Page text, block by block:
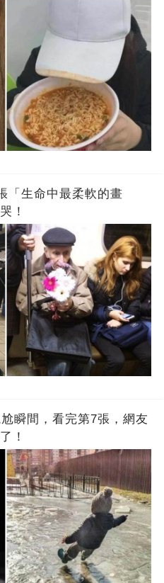
「生命中最柔軟的畫
！
瞬間，看完第7張，網友
！